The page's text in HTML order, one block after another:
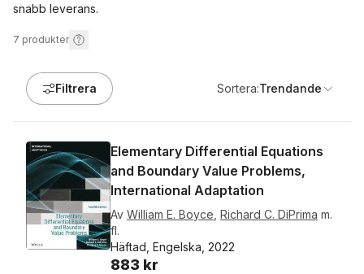
snabb leverans.
7 produkter
Filtrera Sortera:Trendande
Elementary Differential Equations
and Boundary Value Problems,
International Adaptation
Av William E. Boyce Richard C. DiPrima m.
fl.
Häftad, Engelska, 2022
883 kr